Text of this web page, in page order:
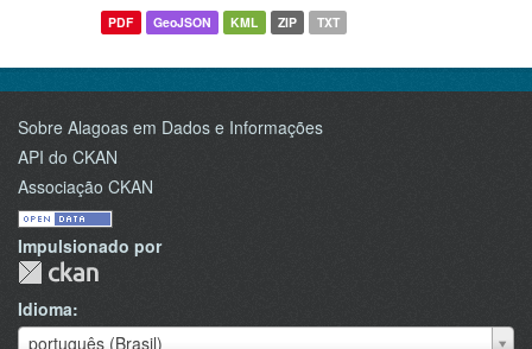
PDF GeoJSON KML ZIP TXT
Sobre Alagoas em Dados e Informações
API do CKAN
Associação CKAN
Impulsionado por
Idioma
português (Brasil)
Idioma